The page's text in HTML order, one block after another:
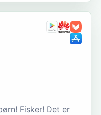
Fisker! Det er